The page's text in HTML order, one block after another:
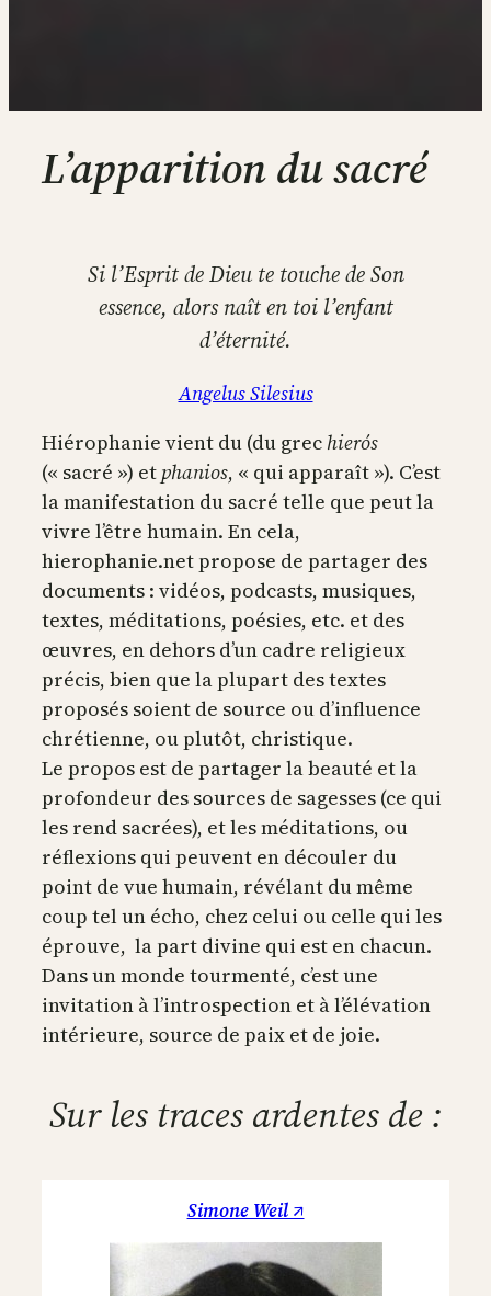
L’apparition du sacré
Si l’Esprit de Dieu te touche de Son
essence, alors naît en toi l’enfant
d’éternité.
Angelus Silesius
Hiérophanie vient du (du grec hierós
(« sacré ») et phanios, « qui apparaît »). C’est
la manifestation du sacré telle que peut la
vivre l’être humain. En cela,
hierophanie.net propose de partager des
documents : vidéos, podcasts, musiques,
textes, méditations, poésies, etc. et des
œuvres, en dehors d’un cadre religieux
précis, bien que la plupart des textes
proposés soient de source ou d’influence
chrétienne, ou plutôt, christique.
Le propos est de partager la beauté et la
profondeur des sources de sagesses (ce qui
les rend sacrées), et les méditations, ou
réflexions qui peuvent en découler du
point de vue humain, révélant du même
coup tel un écho, chez celui ou celle qui les
éprouve, la part divine qui est en chacun.
Dans un monde tourmenté, c’est une
invitation à l’introspection et à l’élévation
intérieure, source de paix et de joie.
Sur les traces ardentes de :
Simone Weil ↗